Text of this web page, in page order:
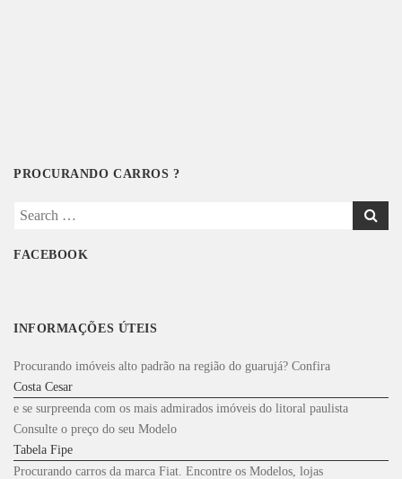
PROCURANDO CARROS ?
Search
FACEBOOK
INFORMAÇÕES ÚTEIS
Procurando imóveis alto padrão na região do guarujá? Confira
Costa Cesar
e se surpreenda com os mais admirados imóveis do litoral paulista
Consulte o preço do seu Modelo
Tabela Fipe
Procurando carros da marca Fiat. Encontre os Modelos, lojas